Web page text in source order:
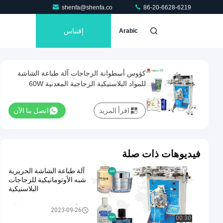
shenfa@shenfa.co 86-20-6628-6219
Arabic إقتباس
كؤوس أسطوانة الزجاجات آلة طباعة الشاشة
للمواد البلاستيكية الزجاجية المعدنية 60W
اتصل بنا الآن اقرأ المزيد
فيديوهات ذات صلة
00:30
آلة طباعة الشاشة الحريرية
شبه الأوتوماتيكية للزجاجات
البلاستيكية
آلة طباعة الشاشة شبه الآلية
2023-09-26